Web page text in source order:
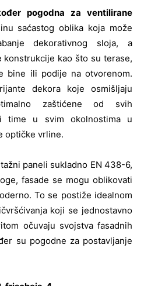
pogodna za ventilirane
saćastog oblika koja može
dekorativnog sloja, a
konstrukcije kao što su terase,
bine ili podije na otvorenom.
dekora koje osmišljaju
zaštićene od svih
time u svim okolnostima u
optičke vrline.
paneli sukladno EN 438-6,
fasade se mogu oblikovati
To se postiže idealnom
koji se jednostavno
očuvaju svojstva fasadnih
su pogodne za postavljanje